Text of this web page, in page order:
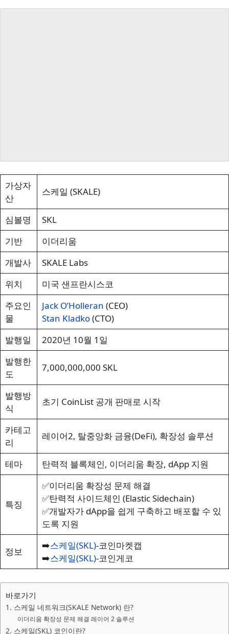
가상자
산
스케일 (SKALE)
심볼명
SKL
기반
이더리움
개발사
SKALE Labs
위치
미국 샌프란시스코
주요인
물
Jack O’Holleran (CEO)
Stan Kladko(CTO)
발행일
2020년 10월 1일
발행한
도
7,000,000,000 SKL
발행방
식
초기 CoinList 공개 판매로 시작
카테고
리
레이어2, 탈중앙화 금융(DeFi), 확장성 솔루션
테마 탄력적 블록체인, 이더리움 확장, dApp 지원
특징
✅이더리움 확장성 문제 해결
✅탄력적 사이드체인 (Elastic Sidechain)
✅개발자가 dApp을 쉽게 구축하고 배포할 수 있
도록 지원
정보
➡️스케일(SKL)-코인마켓캡
➡️스케일(SKL)-코인게코
바로가기
1. 스케일 네트워크(SKALE Network) 란?
이더리움 확장성 문제 해결 레이어 2 솔루션
2. 스케일(SKL) 코인이란?